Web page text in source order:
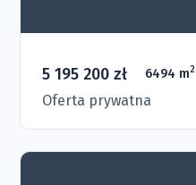
5 195 200 zł 6494 m2
Oferta prywatna